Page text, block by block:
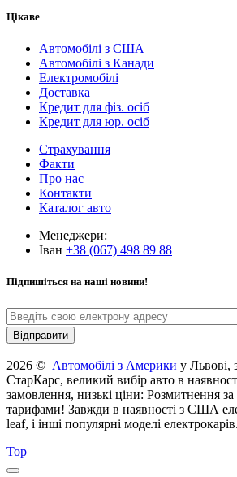
Цікаве
Автомобілі з США
Автомобілі з Канади
Електромобілі
Доставка
Кредит для фіз. осіб
Кредит для юр. осіб
Страхування
Факти
Про нас
Контакти
Каталог авто
Менеджери:
Іван +38 (067) 498 89 88
Підпишіться на наші новини!
2026 © Автомобілі з Америки у Львові,
СтарКарс, великий вибір авто в
замовлення, низькі ціни: Розмитнення
тарифами! Завжди в наявності з США
leaf, і інші популярні моделі електрокарів.
Top